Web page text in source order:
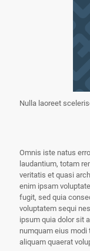
Nulla laoreet
Omnis iste natus
laudantium, totam
veritatis et quasi
enim ipsam
fugit, sed quia
voluptatem sequi
ipsum quia dolor sit
numquam eius modi
aliquam quaerat